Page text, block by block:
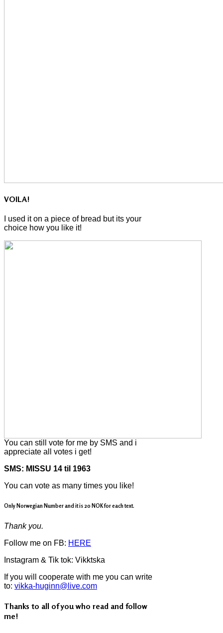
VOILA!
I used it on a piece of bread but its your
choice how you like it!
You can still vote for me by SMS and i
appreciate all votes i get!
SMS: MISSU 14 til 1963
You can vote as many times you like!
Only Norwegian Number and it is 20 NOK for each text.
Thank you.
Follow me on FB: HERE
Instagram & Tik tok: Vikktska
If you will cooperate with me you can write
to: vikka-huginn@live.com
Thanks to all of you who read and follow
me!